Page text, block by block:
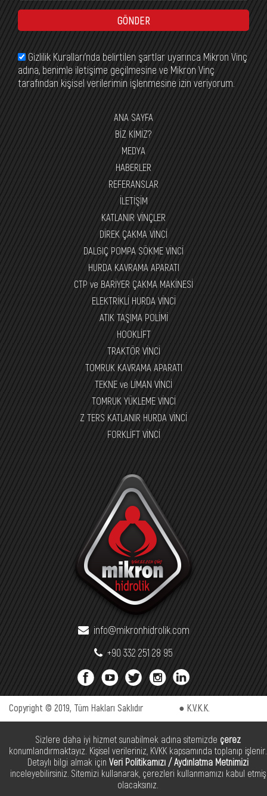
GÖNDER
Gizlilik Kuralları’nda belirtilen şartlar uyarınca Mikron Vinç
adına, benimle iletişime geçilmesine ve Mikron Vinç
tarafından kişisel verilerimin işlenmesine izin veriyorum.
ANA SAYFA
BİZ KİMİZ?
MEDYA
HABERLER
REFERANSLAR
İLETİŞİM
KATLANIR VİNÇLER
DİREK ÇAKMA VİNCİ
DALGIÇ POMPA SÖKME VİNCİ
HURDA KAVRAMA APARATI
CTP ve BARİYER ÇAKMA MAKİNESİ
ELEKTRİKLİ HURDA VİNCİ
ATIK TAŞIMA POLİMİ
HOOKLİFT
TRAKTÖR VİNCİ
TOMRUK KAVRAMA APARATI
TEKNE ve LİMAN VİNCİ
TOMRUK YÜKLEME VİNCİ
Z TERS KATLANIR HURDA VİNCİ
FORKLİFT VİNCİ
info@mikronhidrolik.com
+90 332 251 28 95
Copyright © 2019, Tüm Hakları Saklıdır ● K.V.K.K.
Sizlere daha iyi hizmet sunabilmek adına sitemizde çerez
konumlandırmaktayız. Kişisel verileriniz, KVKK kapsamında toplanıp işlenir.
Detaylı bilgi almak için Veri Politikamızı / Aydınlatma Metnimizi
inceleyebilirsiniz. Sitemizi kullanarak, çerezleri kullanmamızı kabul etmiş
olacaksınız.